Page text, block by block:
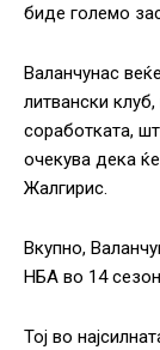
биде големо
Валанчунас
литвански
соработката,
очекува дека
Жалгирис.
Вкупно,
НБА во 14
Тој во